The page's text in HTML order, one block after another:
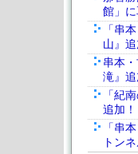
館」
「串
山』追
串本
滝』追
「紀
追加！
「串
トン